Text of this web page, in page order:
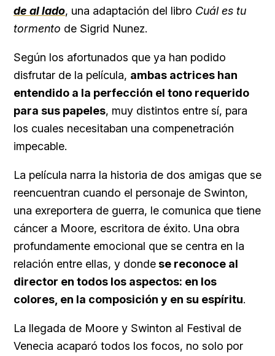
de al lado, una adaptación del libro Cuál es tu
tormento de Sigrid Nunez.
Según los afortunados que ya han podido
disfrutar de la película, ambas actrices han
entendido a la perfección el tono requerido
para sus papeles, muy distintos entre sí, para
los cuales necesitaban una compenetración
impecable.
La película narra la historia de dos amigas que se
reencuentran cuando el personaje de Swinton,
una exreportera de guerra, le comunica que tiene
cáncer a Moore, escritora de éxito. Una obra
profundamente emocional que se centra en la
relación entre ellas, y dondese reconoce al
director en todos los aspectos: en los
colores, en la composición y en su espíritu.
La llegada de Moore y Swinton al Festival de
Venecia acaparó todos los focos, no solo por